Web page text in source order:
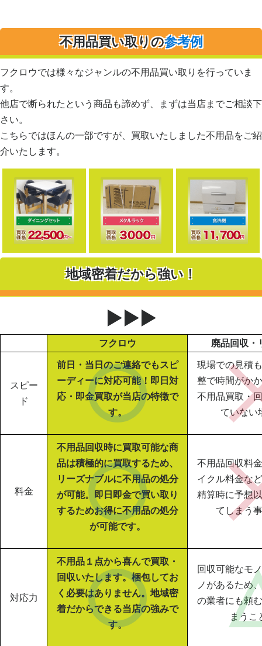
不用品買い取りの参考例
フクロウでは様々なジャンルの不用品買い取りを行っていま
す。
他店で断られたという商品も諦めず、まずは当店までご相談下
さい。
こちらではほんの一部ですが、買取いたしました不用品をご紹
介いたします。
地域密着だから強い！
▶▶▶
フクロウ 廃品回収・
スピー
ド
前日・当日のご連絡でもスピ
ーディーに対応可能！即日対
応・即金買取が当店の特徴で
す。
現場での見積
整で時間がか
不用品買取・
ていない
料金
不用品回収時に買取可能な商
品は積極的に買取するため、
リーズナブルに不用品の処分
が可能。即日即金で買い取り
するためお得に不用品の処分
が可能です。
不用品回収料
イクル料金な
精算時に予想
てしまう
対応力
不用品１点から喜んで買取・
回収いたします。梱包してお
く必要はありません。地域密
着だからできる当店の強みで
す。
回収可能なモ
ノがあるため
の業者にも頼
まうこ